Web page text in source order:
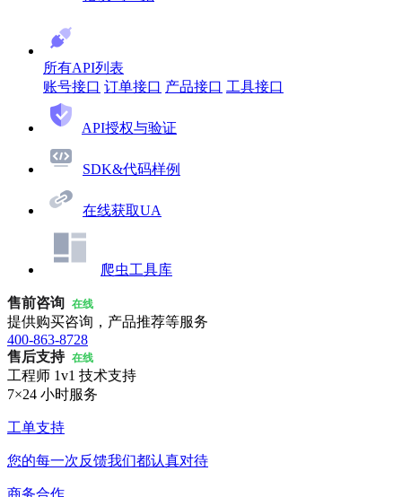
所有API列表
账号接口 订单接口 产品接口 工具接口
API授权与验证
SDK&代码样例
在线获取UA
爬虫工具库
售前咨询 在线
提供购买咨询，产品推荐等服务
400-863-8728
售后支持 在线
工程师 1v1 技术支持
7×24 小时服务
工单支持
您的每一次反馈我们都认真对待
商务合作